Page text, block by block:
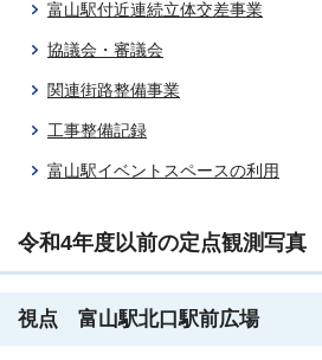
富山駅付近連続立体交差事業
協議会・審議会
関連街路整備事業
工事整備記録
富山駅イベントスペースの利用
令和4年度以前の定点観測写真
視点 富山駅北口駅前広場